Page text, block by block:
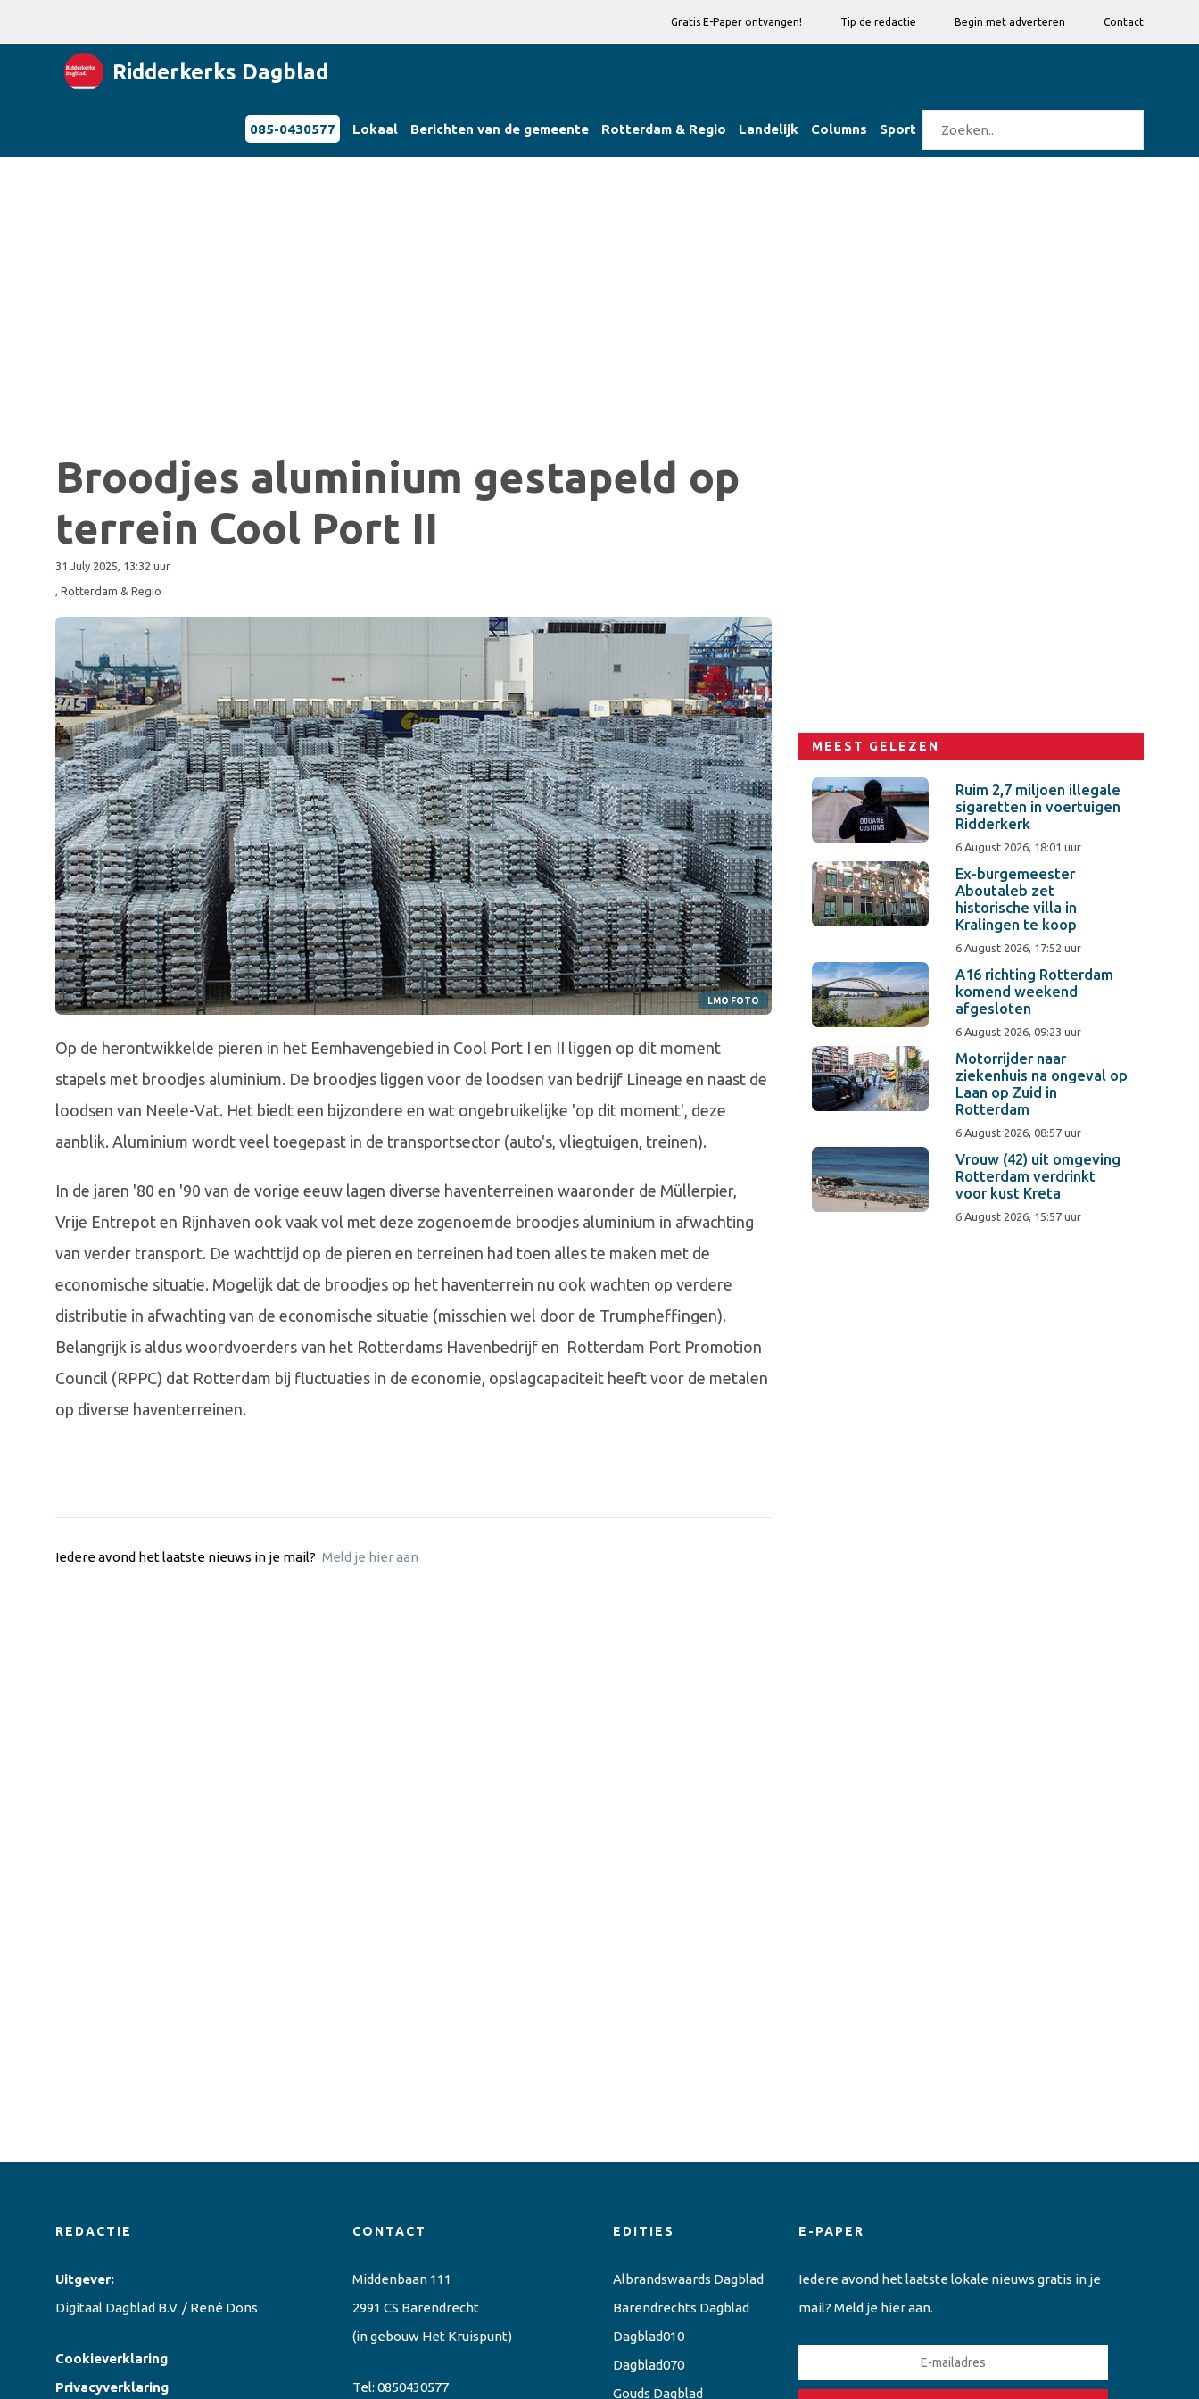
Gratis E-Paper ontvangen! Tip de redactie Begin met adverteren Contact
Ridderkerks Dagblad
085-0430577 Lokaal Berichten van de gemeente Rotterdam & Regio Landelijk Columns Sport
Broodjes aluminium gestapeld op
terrein Cool Port II
31 July 2025, 13:32 uur
, Rotterdam & Regio
LMO FOTO
Op de herontwikkelde pieren in het Eemhavengebied in Cool Port I en II liggen op dit moment
stapels met broodjes aluminium. De broodjes liggen voor de loodsen van bedrijf Lineage en naast de
loodsen van Neele-Vat. Het biedt een bijzondere en wat ongebruikelijke 'op dit moment', deze
aanblik. Aluminium wordt veel toegepast in de transportsector (auto's, vliegtuigen, treinen).
In de jaren '80 en '90 van de vorige eeuw lagen diverse haventerreinen waaronder de Müllerpier,
Vrije Entrepot en Rijnhaven ook vaak vol met deze zogenoemde broodjes aluminium in afwachting
van verder transport. De wachttijd op de pieren en terreinen had toen alles te maken met de
economische situatie. Mogelijk dat de broodjes op het haventerrein nu ook wachten op verdere
distributie in afwachting van de economische situatie (misschien wel door de Trumpheffingen).
Belangrijk is aldus woordvoerders van het Rotterdams Havenbedrijf en Rotterdam Port Promotion
Council (RPPC) dat Rotterdam bij fluctuaties in de economie, opslagcapaciteit heeft voor de metalen
op diverse haventerreinen.
Iedere avond het laatste nieuws in je mail? Meld je hier aan
MEEST GELEZEN
Ruim 2,7 miljoen illegale
sigaretten in voertuigen
Ridderkerk
6 August 2026, 18:01 uur
Ex-burgemeester
Aboutaleb zet
historische villa in
Kralingen te koop
6 August 2026, 17:52 uur
A16 richting Rotterdam
komend weekend
afgesloten
6 August 2026, 09:23 uur
Motorrijder naar
ziekenhuis na ongeval op
Laan op Zuid in
Rotterdam
6 August 2026, 08:57 uur
Vrouw (42) uit omgeving
Rotterdam verdrinkt
voor kust Kreta
6 August 2026, 15:57 uur
REDACTIE
Uitgever:
Digitaal Dagblad B.V. / René Dons
Cookieverklaring
Privacyverklaring
CONTACT
Middenbaan 111
2991 CS Barendrecht
(in gebouw Het Kruispunt)
Tel: 0850430577
EDITIES
Albrandswaards Dagblad
Barendrechts Dagblad
Dagblad010
Dagblad070
Gouds Dagblad
E-PAPER
Iedere avond het laatste lokale nieuws gratis in je
mail? Meld je hier aan.